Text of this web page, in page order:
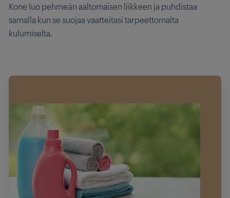
Kone luo pehmeän aaltomaisen liikkeen ja puhdistaa
samalla kun se suojaa vaatteitasi tarpeettomalta
kulumiselta.